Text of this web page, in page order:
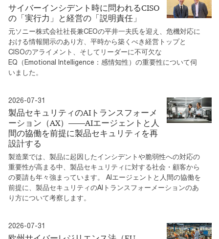
サイバーインシデント時に問われるCISO
の「実行力」と経営の「説明責任」
元ソニー株式会社社長兼CEOの平井一夫氏を迎え、危機対応に
おける情報開示のあり方、平時から築くべき経営トップと
CISOのアライメント、そしてリーダーに不可欠な
EQ（Emotional Intelligence：感情知性）の重要性について伺
いました。
2026-07-31
製品セキュリティのAIトランスフォーメ
ーション（AX）――AIエージェントと人
間の協働を前提に製品セキュリティを再
設計する
製造業では、製品に起因したインシデントや脆弱性への対応の
重要性が高まる中、製品セキュリティに対する社会・顧客から
の要請も年々強まっています。 AIエージェントと人間の協働を
前提に、製品セキュリティのAIトランスフォーメーションのあ
り方について考察します。
2026-07-31